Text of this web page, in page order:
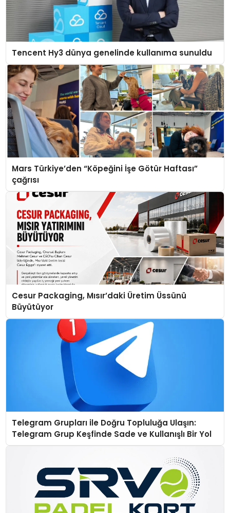
Tencent Hy3 dünya genelinde kullanıma sunuldu
Mars Türkiye’den “Köpeğini İşe Götür Haftası”
çağrısı
Cesur Packaging, Mısır’daki Üretim Üssünü
Büyütüyor
Telegram Grupları ile Doğru Topluluğa Ulaşın:
Telegram Grup Keşfinde Sade ve Kullanışlı Bir Yol